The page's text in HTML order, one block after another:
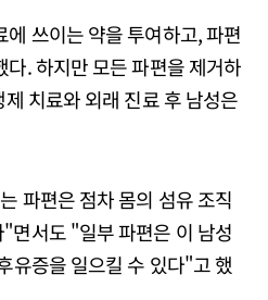
쓰이는 약을 투여하고, 파편
. 하지만 모든 파편을 제거하
치료와 외래 진료 후 남성은
파편은 점차 몸의 섬유 조직
면서도 "일부 파편은 이 남성
유증을 일으킬 수 있다"고 했